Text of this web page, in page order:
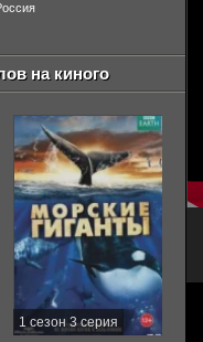
на киного
1 сезон 3 серия